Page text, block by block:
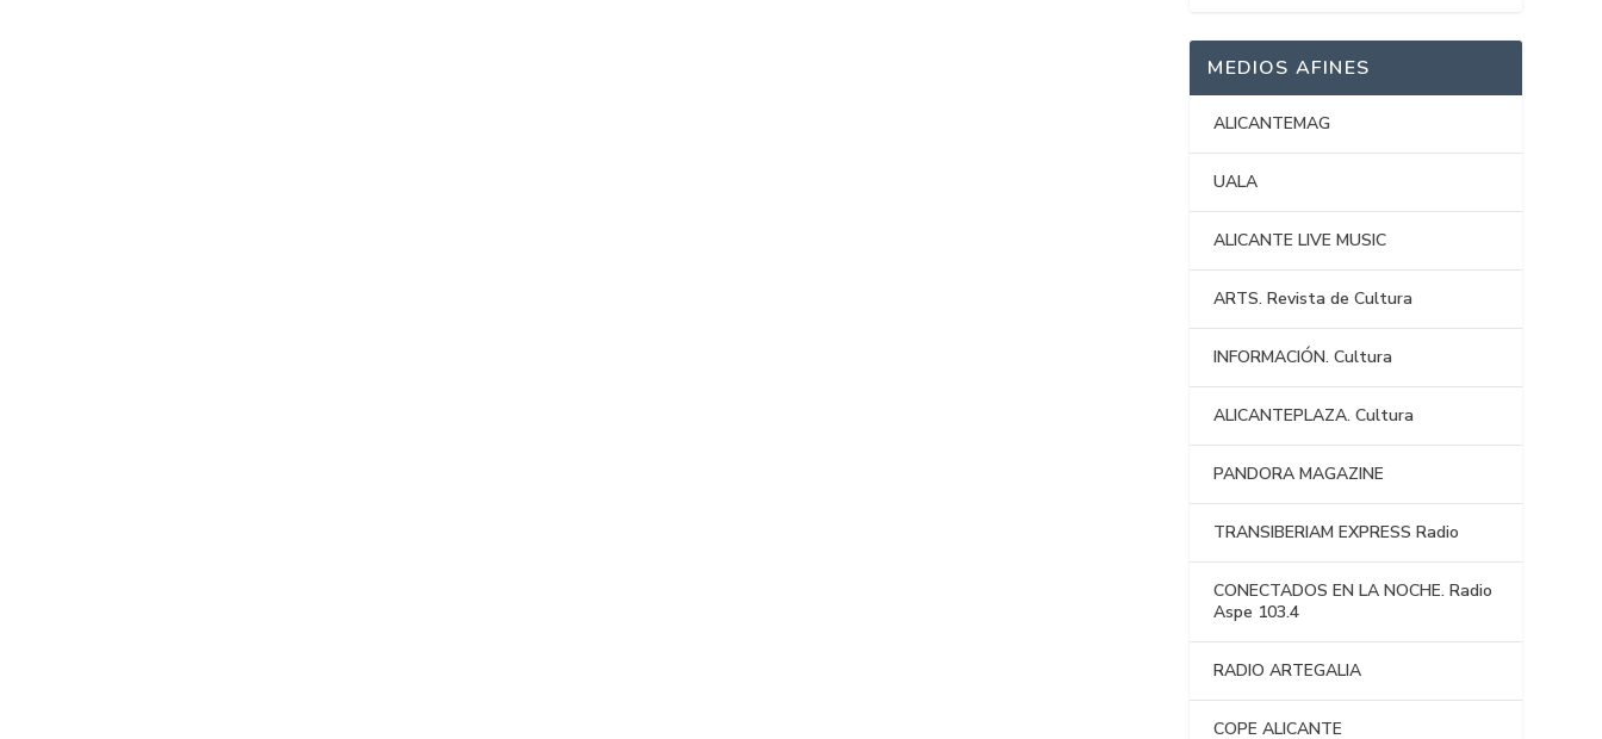
MEDIOS AFINES
ALICANTEMAG
UALA
ALICANTE LIVE MUSIC
ARTS. Revista de Cultura
INFORMACIÓN. Cultura
ALICANTEPLAZA. Cultura
PANDORA MAGAZINE
TRANSIBERIAM EXPRESS Radio
CONECTADOS EN LA NOCHE. Radio
Aspe 103.4
RADIO ARTEGALIA
COPE ALICANTE